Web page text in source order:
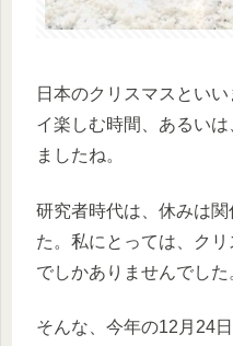
日本のクリスマスとい
イ楽しむ時間、あるい
ましたね。
研究者時代は、休みは
た。私にとっては、ク
でしかありませんでした
そんな、今年の12月24